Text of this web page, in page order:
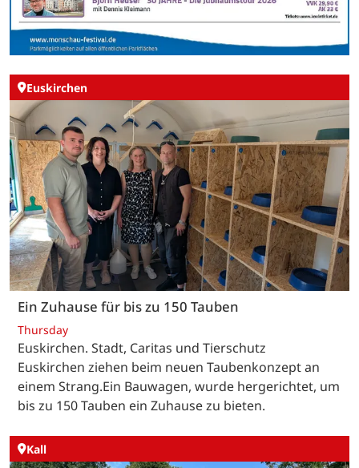
Euskirchen
Ein Zuhause für bis zu 150 Tauben
Thursday
Euskirchen. Stadt, Caritas und Tierschutz
Euskirchen ziehen beim neuen Taubenkonzept an
einem Strang.Ein Bauwagen, wurde hergerichtet, um
bis zu 150 Tauben ein Zuhause zu bieten.
Kall